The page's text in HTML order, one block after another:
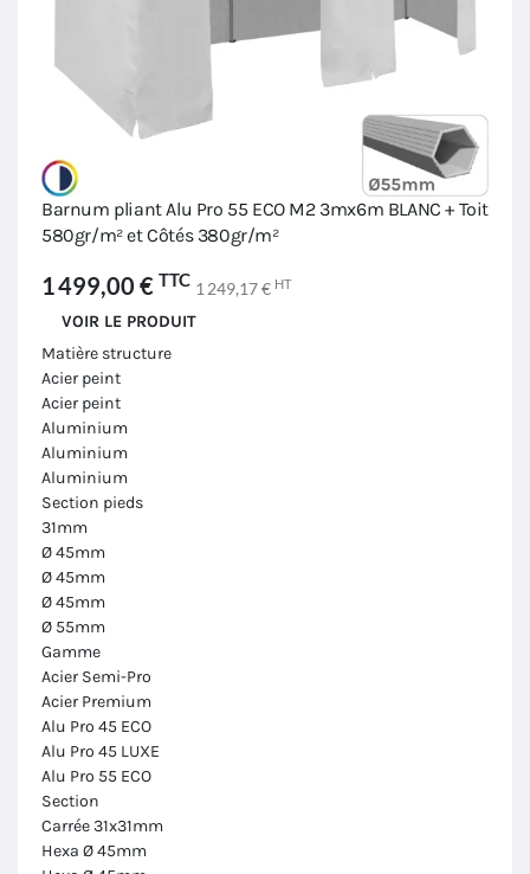
Barnum pliant Alu Pro 55 ECO M2 3mx6m BLANC + Toit
580gr/m² et Côtés 380gr/m²
1 499,00 € TTC 1 249,17 € HT
VOIR LE PRODUIT
Matière structure
Acier peint
Acier peint
Aluminium
Aluminium
Aluminium
Section pieds
31mm
Ø 45mm
Ø 45mm
Ø 45mm
Ø 55mm
Gamme
Acier Semi-Pro
Acier Premium
Alu Pro 45 ECO
Alu Pro 45 LUXE
Alu Pro 55 ECO
Section
Carrée 31x31mm
Hexa Ø 45mm